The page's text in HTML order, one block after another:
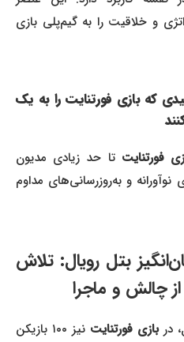
و خلاقیت را به گیم‌پلی بازی
که بازی فورتنایت را به یک
تا حد زیادی مدیون
و به‌روزرسانی‌های مداوم
بتل رویال: تلاش
چالش و ماجرا
بازی فورتنایت
نیز ۱۰۰ بازیکن